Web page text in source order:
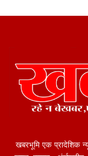
खबरभूमि एक प्रादेशिक